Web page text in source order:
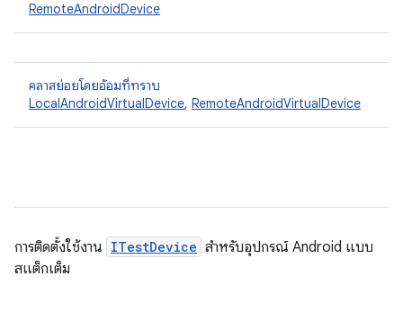
RemoteAndroidDevice
คลาสย่อยโดยอ้อมที่ทราบ
LocalAndroidVirtualDevice, RemoteAndroidVirtualDevice
การติดตั้งใช้งาน ITestDevice สําหรับอุปกรณ์ Android แบบ
สแต็กเต็ม